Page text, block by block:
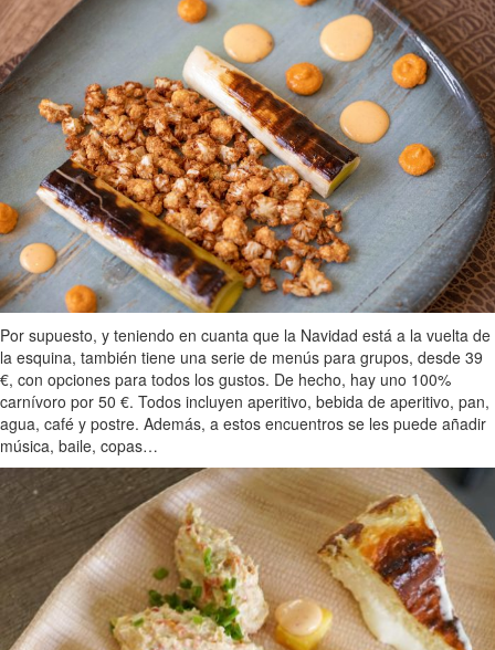
Por supuesto, y teniendo en cuanta que la Navidad está a la vuelta de
la esquina, también tiene una serie de menús para grupos, desde 39
€, con opciones para todos los gustos. De hecho, hay uno 100%
carnívoro por 50 €. Todos incluyen aperitivo, bebida de aperitivo, pan,
agua, café y postre. Además, a estos encuentros se les puede añadir
música, baile, copas…